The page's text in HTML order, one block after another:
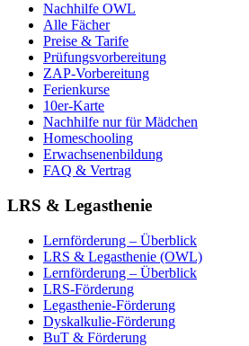
Nachhilfe OWL
Alle Fächer
Preise & Tarife
Prüfungsvorbereitung
ZAP-Vorbereitung
Ferienkurse
10er-Karte
Nachhilfe nur für Mädchen
Homeschooling
Erwachsenenbildung
FAQ & Vertrag
LRS & Legasthenie
Lernförderung – Überblick
LRS & Legasthenie (OWL)
Lernförderung – Überblick
LRS-Förderung
Legasthenie-Förderung
Dyskalkulie-Förderung
BuT & Förderung